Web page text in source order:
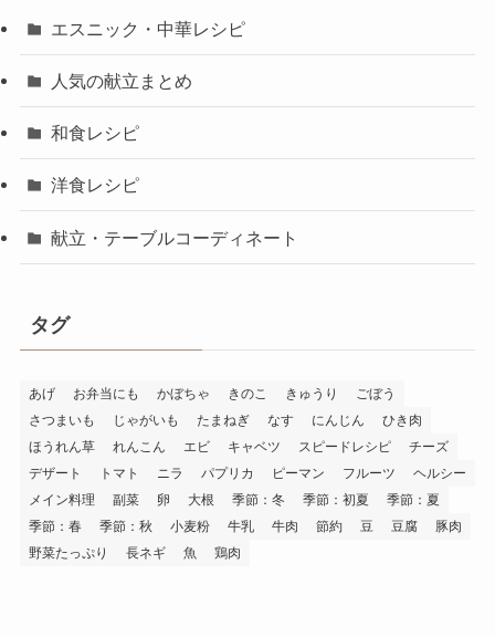
エスニック・中華レシピ
人気の献立まとめ
和食レシピ
洋食レシピ
献立・テーブルコーディネート
タグ
あげ お弁当にも かぼちゃ きのこ きゅうり
ごぼう
さつまいも
じゃがいも たまねぎ なす にんじん
ひき肉
ほうれん草
れんこん エビ キャベツ スピードレシピ
チーズ
デザート
トマト ニラ パプリカ ピーマン フルーツ
ヘルシー
メイン料理
副菜 卵 大根 季節：冬 季節：初夏
季節：夏
季節：春
季節：秋 小麦粉 牛乳 牛肉 節約 豆 豆腐
豚肉
野菜たっぷり
長ネギ 魚 鶏肉